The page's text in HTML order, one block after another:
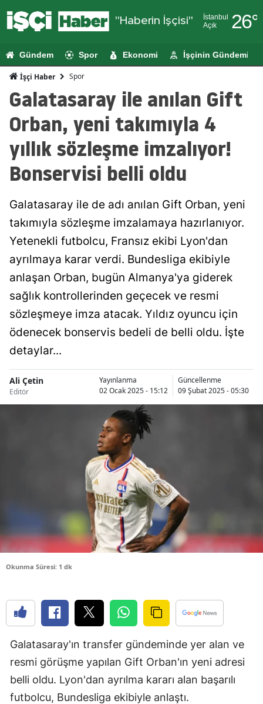
"Haberin İşçisi"
İstanbul
Açık
26°
Adıyaman
Ağrı
Amasya
Ankara
Artvin
Aydın
Balıkesir
Bilecik
Bingöl
Bitlis
Burdur
Bursa
Edirne
Erzurum
Eskişehir
Gaziantep
Giresun
Gündem Spor Ekonomi İşçinin Gündemi
İşçi Haber Spor
Galatasaray ile anılan Gift
Orban, yeni takımıyla 4
yıllık sözleşme imzalıyor!
Bonservisi belli oldu
Galatasaray ile de adı anılan Gift Orban, yeni
takımıyla sözleşme imzalamaya hazırlanıyor.
Yetenekli futbolcu, Fransız ekibi Lyon'dan
ayrılmaya karar verdi. Bundesliga ekibiyle
anlaşan Orban, bugün Almanya'ya giderek
sağlık kontrollerinden geçecek ve resmi
sözleşmeye imza atacak. Yıldız oyuncu için
ödenecek bonservis bedeli de belli oldu. İşte
detaylar...
Ali Çetin
Editör
Yayınlanma
02 Ocak 2025 - 15:12
Güncellenme
09 Şubat 2025 - 05:30
Okunma Süresi: 1 dk
Galatasaray'ın transfer gündeminde yer alan ve
resmi görüşme yapılan Gift Orban'ın yeni adresi
belli oldu. Lyon'dan ayrılma kararı alan başarılı
futbolcu, Bundesliga ekibiyle anlaştı.